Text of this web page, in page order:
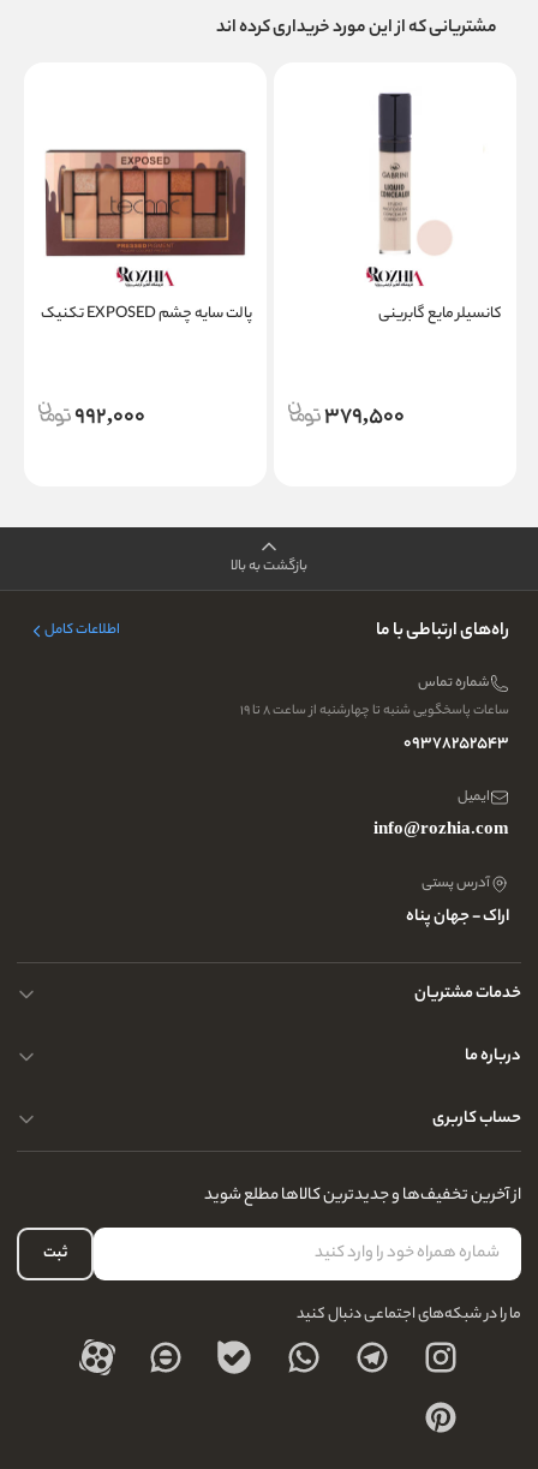
مشتریانی که از این مورد خریداری کرده اند
کانسیلر مایع گابرینی
379,500
پالت سایه چشم EXPOSED تکنیک
992,000
بازگشت به بالا
راه‌های ارتباطی با ما اطلاعات کامل
شماره تماس
ساعات پاسخگویی شنبه تا چهارشنبه از ساعت ۸ تا ۱۹
09378252543
ایمیل
info@rozhia.com
آدرس پستی
اراک - جهان پناه
خدمات مشتریان
حریم خصوصی کاربران
تماس با ما
درباره ما
سوالات متداول
آدرس فروشگاه
نحوه ارسال کالا
نحوه بازگشت کالا
درباره ما
حساب کاربری
لیست علاقه‌مندی
حساب کاربری
از آخرین تخفیف‌ها و جدیدترین کالاها مطلع شوید
ثبت
ما را در شبکه‌های اجتماعی دنبال کنید